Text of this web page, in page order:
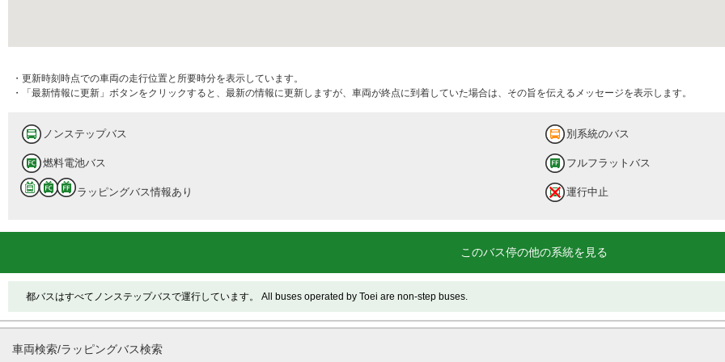
・更新時刻時点での車両の走行位置と所要時分を表示しています。
・「最新情報に更新」ボタンをクリックすると、最新の情報に更新しますが、車両が終点に到着していた場合は、その旨を伝えるメッセージを表示します。
ノンステップバス 別系統のバス
燃料電池バス フルフラットバス
ラッピングバス情報あり 運行中止
このバス停の他の系統を見る
都バスはすべてノンステップバスで運行しています。 All buses operated by Toei are non-step buses.
車両検索/ラッピングバス検索